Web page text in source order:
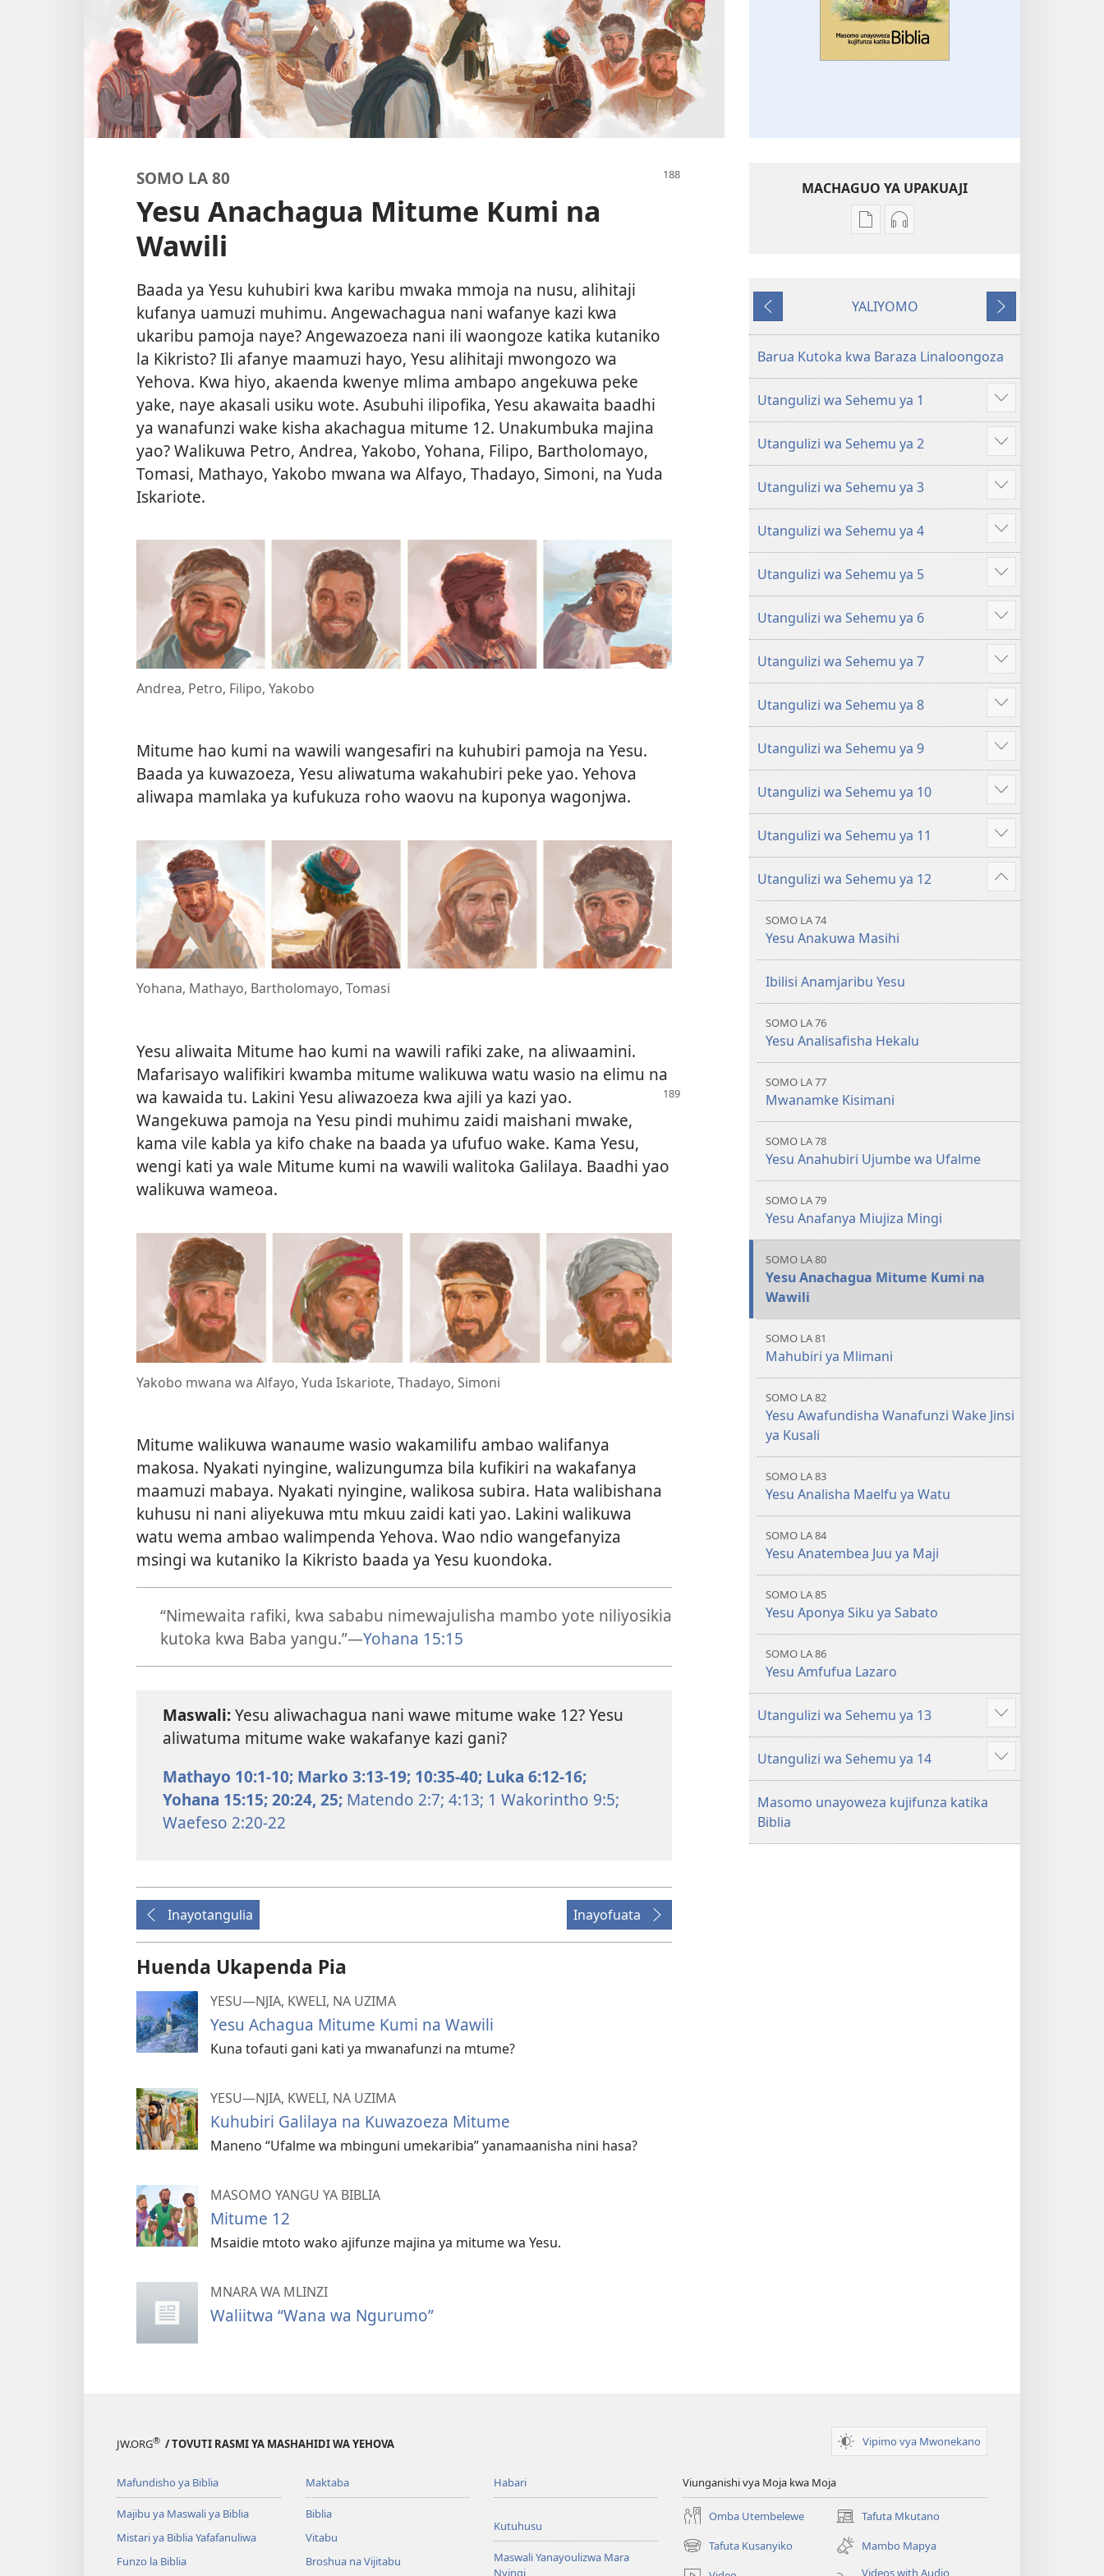
SOMO LA 80
Yesu Anachagua Mitume Kumi na
Wawili
Baada ya Yesu kuhubiri kwa karibu mwaka mmoja na nusu, alihitaji
kufanya uamuzi muhimu. Angewachagua nani wafanye kazi kwa
ukaribu pamoja naye? Angewazoeza nani ili waongoze katika kutaniko
la Kikristo? Ili afanye maamuzi hayo, Yesu alihitaji mwongozo wa
Yehova. Kwa hiyo, akaenda kwenye mlima ambapo angekuwa peke
yake, naye akasali usiku wote. Asubuhi ilipofika, Yesu akawaita baadhi
ya wanafunzi wake kisha akachagua mitume 12. Unakumbuka majina
yao? Walikuwa Petro, Andrea, Yakobo, Yohana, Filipo, Bartholomayo,
Tomasi, Mathayo, Yakobo mwana wa Alfayo, Thadayo, Simoni, na Yuda
Iskariote.
Andrea, Petro, Filipo, Yakobo
Mitume hao kumi na wawili wangesafiri na kuhubiri pamoja na Yesu.
Baada ya kuwazoeza, Yesu aliwatuma wakahubiri peke yao. Yehova
aliwapa mamlaka ya kufukuza roho waovu na kuponya wagonjwa.
Yohana, Mathayo, Bartholomayo, Tomasi
Yesu aliwaita Mitume hao kumi na wawili rafiki zake, na aliwaamini.
Mafarisayo walifikiri kwamba mitume walikuwa watu wasio na elimu na
wa kawaida tu. Lakini Yesu aliwazoeza kwa ajili ya kazi yao.
Wangekuwa pamoja na Yesu pindi muhimu zaidi maishani mwake,
kama vile kabla ya kifo chake na baada ya ufufuo wake. Kama Yesu,
wengi kati ya wale Mitume kumi na wawili walitoka Galilaya. Baadhi yao
walikuwa wameoa.
Yakobo mwana wa Alfayo, Yuda Iskariote, Thadayo, Simoni
Mitume walikuwa wanaume wasio wakamilifu ambao walifanya
makosa. Nyakati nyingine, walizungumza bila kufikiri na wakafanya
maamuzi mabaya. Nyakati nyingine, walikosa subira. Hata walibishana
kuhusu ni nani aliyekuwa mtu mkuu zaidi kati yao. Lakini walikuwa
watu wema ambao walimpenda Yehova. Wao ndio wangefanyiza
msingi wa kutaniko la Kikristo baada ya Yesu kuondoka.
“Nimewaita rafiki, kwa sababu nimewajulisha mambo yote niliyosikia
kutoka kwa Baba yangu.”​—Yohana 15:15
Maswali:Yesu aliwachagua nani wawe mitume wake 12? Yesu
aliwatuma mitume wake wakafanye kazi gani?
Mathayo 10:1-10; Marko 3:13-19; 10:35-40; Luka 6:12-16;
Yohana 15:15;20:24, 25; Matendo 2:7; 4:13; 1 Wakorintho 9:5;
Waefeso 2:20-22
Inayotangulia Inayofuata
Huenda Ukapenda Pia
YESU​—NJIA, KWELI, NA UZIMA
Yesu Achagua Mitume Kumi na Wawili
Kuna tofauti gani kati ya mwanafunzi na mtume?
YESU​—NJIA, KWELI, NA UZIMA
Kuhubiri Galilaya na Kuwazoeza Mitume
Maneno “Ufalme wa mbinguni umekaribia” yanamaanisha nini hasa?
MASOMO YANGU YA BIBLIA
Mitume 12
Msaidie mtoto wako ajifunze majina ya mitume wa Yesu.
MNARA WA MLINZI
Waliitwa “Wana wa Ngurumo”
MACHAGUO YA UPAKUAJI
Mbinu
ya
Masomo
Unayoweza
Katika
Biblia
Mbinu
za
Masomo
Unayoweza
Katika
Biblia
Inayotangulia
YALIYOMO
Inayofuata
Barua Kutoka kwa Baraza Linaloongoza
Utangulizi wa Sehemu ya 1
Onyesha
zaidi
Utangulizi wa Sehemu ya 2
Onyesha
zaidi
Utangulizi wa Sehemu ya 3
Onyesha
zaidi
Utangulizi wa Sehemu ya 4
Onyesha
zaidi
Utangulizi wa Sehemu ya 5
Onyesha
zaidi
Utangulizi wa Sehemu ya 6
Onyesha
zaidi
Utangulizi wa Sehemu ya 7
Onyesha
zaidi
Utangulizi wa Sehemu ya 8
Onyesha
zaidi
Utangulizi wa Sehemu ya 9
Onyesha
zaidi
Utangulizi wa Sehemu ya 10
Onyesha
zaidi
Utangulizi wa Sehemu ya 11
Onyesha
zaidi
Utangulizi wa Sehemu ya 12
Onyesha
zaidi
SOMO LA 74
Yesu Anakuwa Masihi
Ibilisi Anamjaribu Yesu
SOMO LA 76
Yesu Analisafisha Hekalu
SOMO LA 77
Mwanamke Kisimani
SOMO LA 78
Yesu Anahubiri Ujumbe wa Ufalme
SOMO LA 79
Yesu Anafanya Miujiza Mingi
SOMO LA 80
Yesu Anachagua Mitume Kumi na
Wawili
SOMO LA 81
Mahubiri ya Mlimani
SOMO LA 82
Yesu Awafundisha Wanafunzi Wake Jinsi
ya Kusali
SOMO LA 83
Yesu Analisha Maelfu ya Watu
SOMO LA 84
Yesu Anatembea Juu ya Maji
SOMO LA 85
Yesu Aponya Siku ya Sabato
SOMO LA 86
Yesu Amfufua Lazaro
Utangulizi wa Sehemu ya 13
Onyesha
zaidi
Utangulizi wa Sehemu ya 14
Onyesha
zaidi
Masomo unayoweza kujifunza katika
Biblia
JW.ORG® / TOVUTI RASMI YA MASHAHIDI WA YEHOVA Vipimo vya Mwonekano
Mafundisho ya Biblia
Majibu ya Maswali ya Biblia
Mistari ya Biblia Yafafanuliwa
Funzo la Biblia
Maktaba
Biblia
Vitabu
Broshua na Vijitabu
Habari
Kutuhusu
Maswali Yanayoulizwa Mara
Viunganishi vya Moja kwa Moja
Omba Utembelewe Tafuta Mkutano
(opens
new
window)
Tafuta Kusanyiko
(opens
new
Mambo Mapya